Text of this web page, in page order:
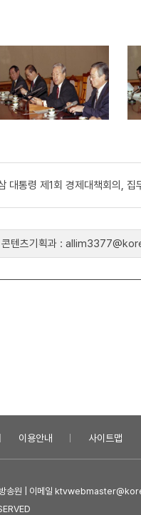
대통령 제1회 경제대책회의,
콘텐츠기획과 :
이용안내 사이트맵
방송원 | 이메일